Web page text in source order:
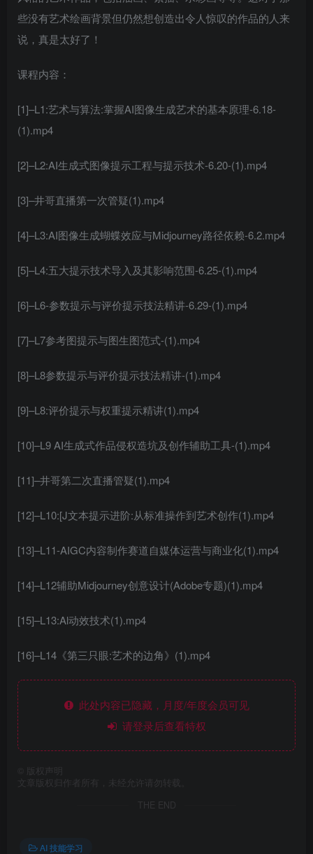
些没有艺术绘画背景但仍然想创造出令人惊叹的作品的人来
说，真是太好了！
课程内容：
[1]–L1:艺术与算法:掌握AI图像生成艺术的基本原理-6.18-
(1).mp4
[2]–L2:AI生成式图像提示工程与提示技术-6.20-(1).mp4
[3]–井哥直播第一次管疑(1).mp4
[4]–L3:AI图像生成蝴蝶效应与Midjourney路径依赖-6.2.mp4
[5]–L4:五大提示技术导入及其影响范围-6.25-(1).mp4
[6]–L6-参数提示与评价提示技法精讲-6.29-(1).mp4
[7]–L7参考图提示与图生图范式-(1).mp4
[8]–L8参数提示与评价提示技法精讲-(1).mp4
[9]–L8:评价提示与权重提示精讲(1).mp4
[10]–L9 AI生成式作品侵权造坑及创作辅助工具-(1).mp4
[11]–井哥第二次直播管疑(1).mp4
[12]–L10:[J文本提示进阶:从标准操作到艺术创作(1).mp4
[13]–L11-AIGC内容制作赛道自媒体运营与商业化(1).mp4
[14]–L12辅助Midjourney创意设计(Adobe专题)(1).mp4
[15]–L13:Al动效技术(1).mp4
[16]–L14《第三只眼:艺术的边角》(1).mp4
此处内容已隐藏，月度/年度会员可见
请登录后查看特权
版权声明
文章版权归作者所有，未经允许请勿转载。
THE END
AI 技能学习